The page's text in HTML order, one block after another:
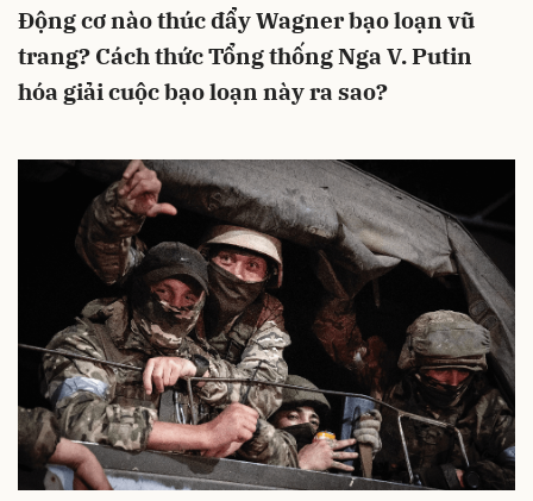
Động cơ nào thúc đẩy Wagner bạo loạn vũ
trang? Cách thức Tổng thống Nga V. Putin
hóa giải cuộc bạo loạn này ra sao?